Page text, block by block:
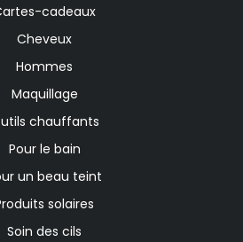
cadeaux
Cheveux
Hommes
Maquillage
chauffants
Pour le bain
un beau teint
solaires
Soin des cils